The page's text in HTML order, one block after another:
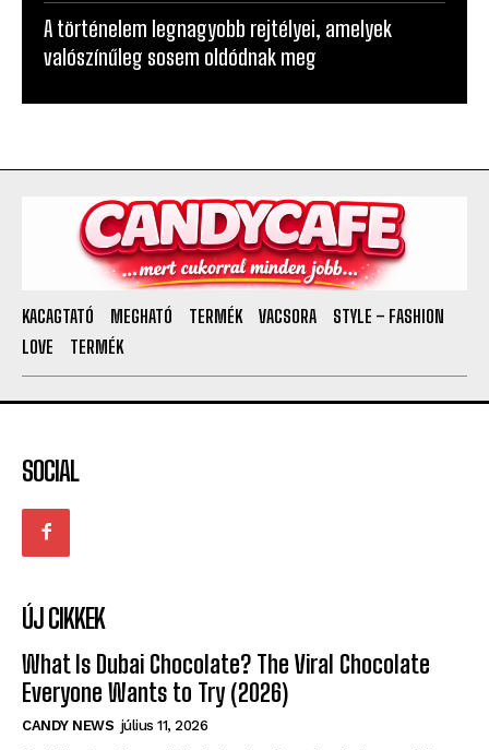
Mi rejtőzik valójában az Antarktisz jege alatt?
A történelem legnagyobb rejtélyei, amelyek
valószínűleg sosem oldódnak meg
KACAGTATÓ MEGHATÓ
SOCIAL
ÚJ CIKKEK
What Is Dubai Chocolate? The Viral Chocolate
Everyone Wants to Try (2026)